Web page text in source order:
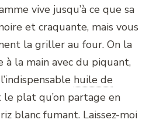
vive jusqu’à ce que sa
et craquante, mais vous
la griller au four. On la
à la main avec du piquant,
huile de
le plat qu’on partage en
blanc fumant. Laissez-moi